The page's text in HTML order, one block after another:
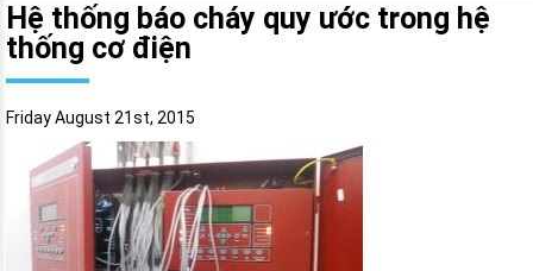
Hệ thống báo cháy quy ước trong hệ
thống cơ điện
Friday August 21st, 2015